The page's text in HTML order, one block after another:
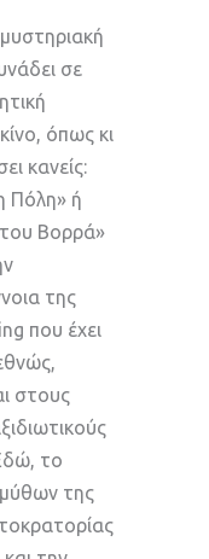
σε
όπως κι
κανείς:
Πόλη» ή
Βορρά»
της
που έχει
στους
το
της